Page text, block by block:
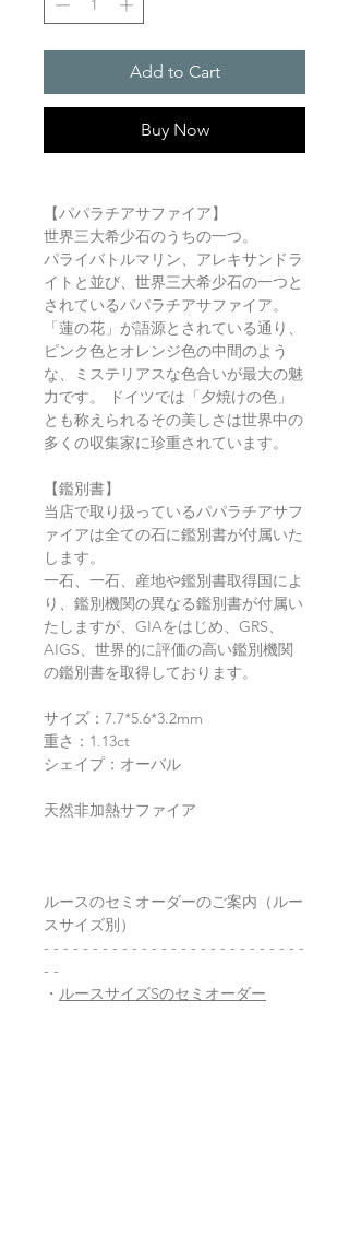
Add to Cart
Buy Now
【パパラチアサファイア】
世界三大希少石のうちの一つ。
パライバトルマリン、アレキサンドラ
イトと並び、世界三大希少石の一つと
されているパパラチアサファイア。
「蓮の花」が語源とされている通り、
ピンク色とオレンジ色の中間のよう
な、ミステリアスな色合いが最大の魅
力です。 ドイツでは「夕焼けの色」
とも称えられるその美しさは世界中の
多くの収集家に珍重されています。
【鑑別書】
当店で取り扱っているパパラチアサフ
ァイアは全ての石に鑑別書が付属いた
します。
一石、一石、産地や鑑別書取得国によ
り、鑑別機関の異なる鑑別書が付属い
たしますが、GIAをはじめ、GRS、
AIGS、世界的に評価の高い鑑別機関
の鑑別書を取得しております。
サイズ：7.7*5.6*3.2mm
重さ：1.13ct
シェイプ：オーバル
天然非加熱サファイア
ルースのセミオーダーのご案内（ルー
スサイズ別）
- - - - - - - - - - - - - - - - - - - - - - - - - - -
- -
・ ルースサイズSのセミオーダー